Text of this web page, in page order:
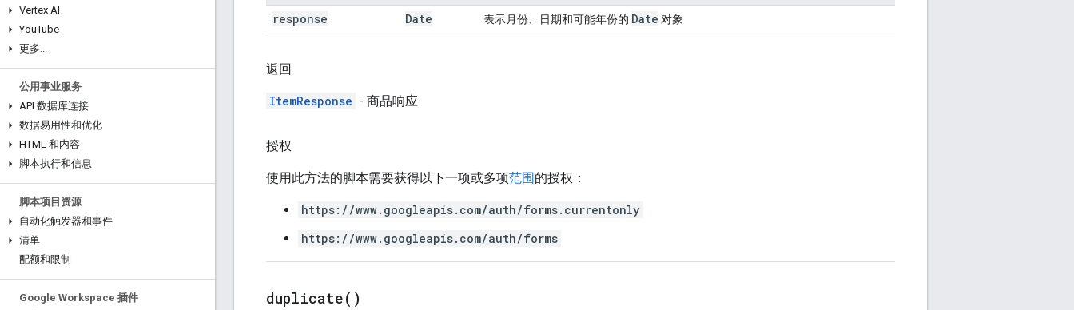
Vertex AI
YouTube
更多...
公用事业服务
API 数据库连接
数据易用性和优化
HTML 和内容
脚本执行和信息
脚本项目资源
自动化触发器和事件
清单
配额和限制
Google Workspace 插件
response Date 表示月份、日期和可能年份的 Date 对象
返回
ItemResponse - 商品响应
授权
使用此方法的脚本需要获得以下一项或多项范围的授权：
https://www.googleapis.com/auth/forms.currentonly
https://www.googleapis.com/auth/forms
duplicate( )